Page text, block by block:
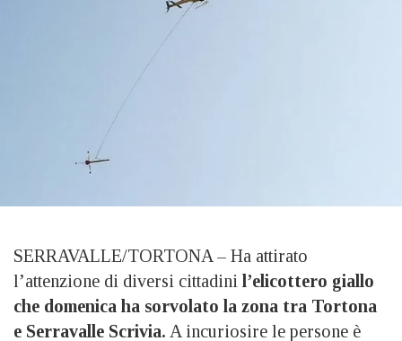
SERRAVALLE/TORTONA – Ha attirato
l’attenzione di diversi cittadini l’elicottero giallo
che domenica ha sorvolato la zona tra Tortona
e Serravalle Scrivia. A incuriosire le persone è